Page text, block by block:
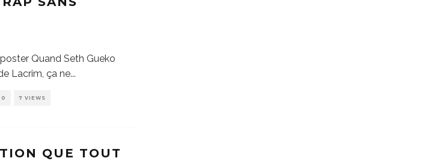
Quand Seth Gueko
Lacrim, ça ne...
0 7 VIEWS
QUE TOUT